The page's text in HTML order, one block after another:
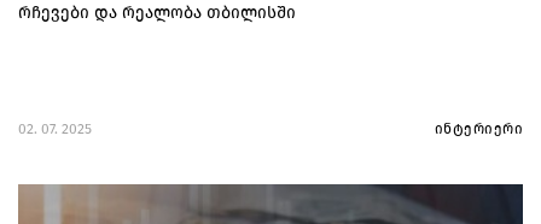
რჩევები და რეალობა თბილისში
02. 07. 2025 ინტერიერი